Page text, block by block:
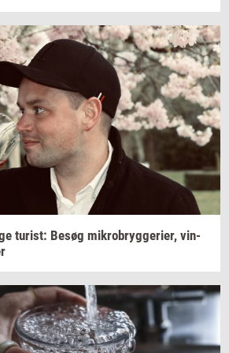
turist: Besøg mi­kro­bryg­ge­ri­er, vin­